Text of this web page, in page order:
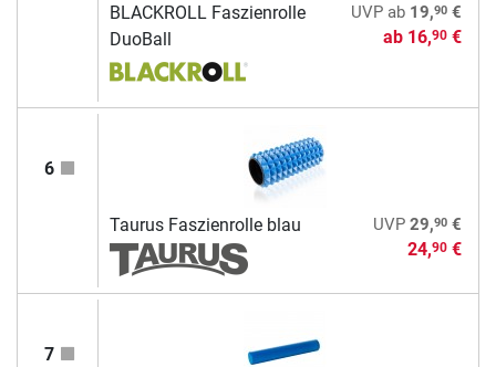
BLACKROLL Faszienrolle
DuoBall
UVPab 19,90€
ab 16,90€
6
Taurus Faszienrolle blau UVP 29,90€
24,90€
7